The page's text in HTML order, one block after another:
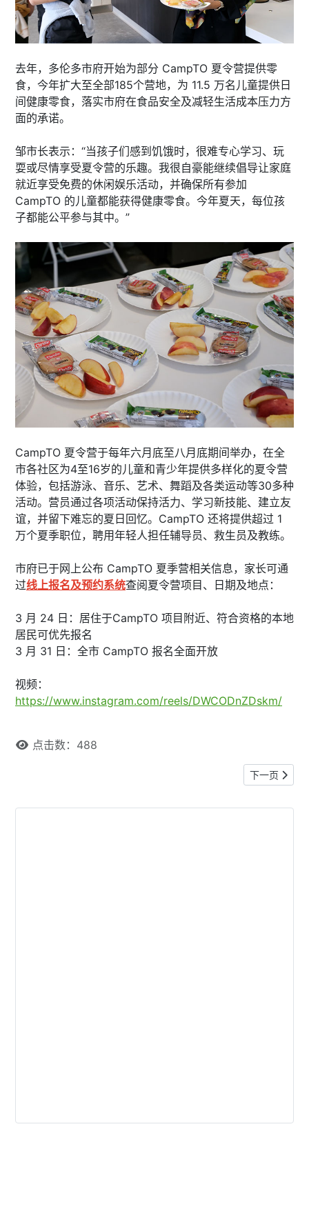
去年，多伦多市府开始为部分 CampTO 夏令营提供零
食，今年扩大至全部185个营地，为 11.5 万名儿童提供日
间健康零食，落实市府在食品安全及减轻生活成本压力方
面的承诺。
邹市长表示：“当孩子们感到饥饿时，很难专心学习、玩
耍或尽情享受夏令营的乐趣。我很自豪能继续倡导让家庭
就近享受免费的休闲娱乐活动，并确保所有参加
CampTO 的儿童都能获得健康零食。今年夏天，每位孩
子都能公平参与其中。”
CampTO 夏令营于每年六月底至八月底期间举办，在全
市各社区为4至16岁的儿童和青少年提供多样化的夏令营
体验，包括游泳、音乐、艺术、舞蹈及各类运动等30多种
活动。营员通过各项活动保持活力、学习新技能、建立友
谊，并留下难忘的夏日回忆。CampTO 还将提供超过 1
万个夏季职位，聘用年轻人担任辅导员、救生员及教练。
市府已于网上公布 CampTO 夏季营相关信息，家长可通
过线上报名及预约系统查阅夏令营项目、日期及地点：
3 月 24 日：居住于CampTO 项目附近、符合资格的本地
居民可优先报名
3 月 31 日：全市 CampTO 报名全面开放
视频：
https://www.instagram.com/reels/DWCODnZDskm/
点击数：488
下一篇文章:
下一页